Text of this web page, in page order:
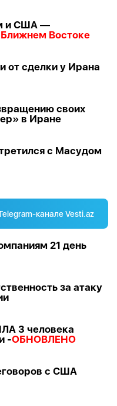
и США —
Востоке
от сделки у Ирана
своих
в Иране
с Масудом
канале Vesti.az
21 день
за атаку
3 человека
-ОБНОВЛЕНО
с США